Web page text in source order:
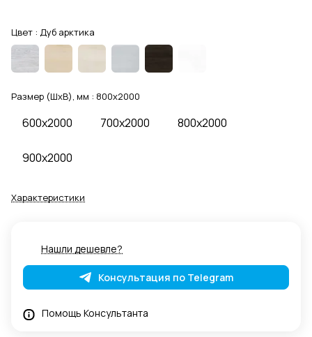
Цвет : Дуб арктика
Размер (ШхВ), мм : 800x2000
600x2000 700x2000 800x2000
900x2000
Характеристики
Нашли дешевле?
Консультация по Telegram
Помощь Консультанта